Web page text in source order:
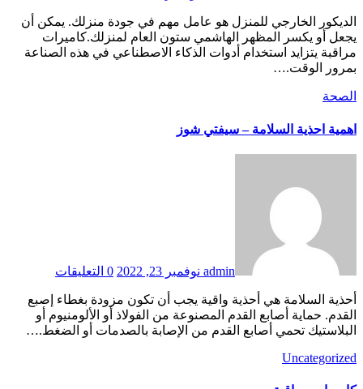
يجعل أو يكسر المظهر الهاشمي ستون العام لمنزلك.كاميرات
مراقبة يتزايد استخدام أدوات الذكاء الاصطناعي في هذه الصناعة
بمرور الوقت.…
الصحة
اهمية احذية السلامة – سيفتي شوز
admin نوفمبر 23, 2022 0 التعليقات
القدم. حماية أصابع القدم المصنوعة من الفولاذ أو الألومنيوم أو
البلاستيك تحمي أصابع القدم من الإصابة بالصدمات أو الضغط.…
Uncategorized